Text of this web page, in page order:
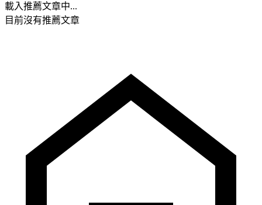
載入推薦文章中...
目前沒有推薦文章